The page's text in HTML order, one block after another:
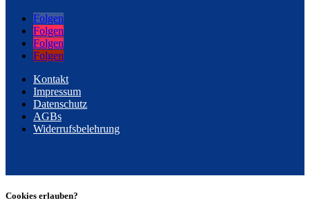
Folgen
Folgen
Folgen
Folgen
Kontakt
Impressum
Datenschutz
AGBs
Widerrufsbelehrung
Cookies erlauben?